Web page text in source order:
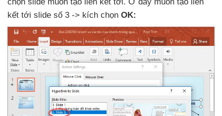
kết tới slide số 3 -> kích chọn OK: